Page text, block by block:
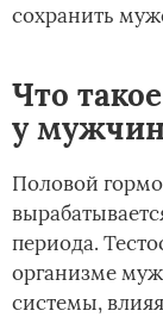
сохранить
Что
у
Половой
периода.
организме
системы,